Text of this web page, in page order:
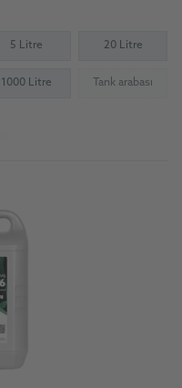
5 Litre 20 Litre
1000 Litre Tank arabası
(Not